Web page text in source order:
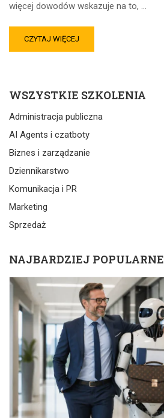
więcej dowodów wskazuje na to, …
CZYTAJ WIĘCEJ
WSZYSTKIE SZKOLENIA
Administracja publiczna
AI Agents i czatboty
Biznes i zarządzanie
Dziennikarstwo
Komunikacja i PR
Marketing
Sprzedaż
NAJBARDZIEJ POPULARNE